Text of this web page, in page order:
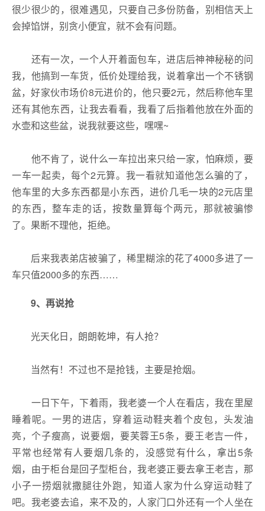
很少很少的，很难遇见，只要自己多份防备，别相信天上
会掉馅饼，别贪小便宜，就不会有问题。
还有一次，一个人开着面包车，进店后神神秘秘的问
我，他搞到一车货，低价处理给我，说着拿出一个不锈钢
盆，好家伙市场价8元进价的，他只要2元，然后称他车里
还有其他东西，让我去看看，我看了后指着他放在外面的
水壶和这些盆，说我就要这些，嘿嘿~
他不肯了，说什么一车拉出来只给一家，怕麻烦，要
一车一起卖，每个2元算。我一看就知道他怎么骗的了，
他车里的大多东西都是小东西，进价几毛一块的2元店里
的东西，整车走的话，按数量算每个两元，那就被骗惨
了。果断不理他，拒绝。
后来我表弟店被骗了，稀里糊涂的花了4000多进了一
车只值2000多的东西……
9、 再说抢
光天化日，朗朗乾坤，有人抢？
当然有！不过也不是抢钱，主要是抢烟。
一日下午，下着雨，我老婆一个人在看店，我在里屋
睡着呢。一男的进店，穿着运动鞋夹着个皮包，头发油
亮，个子瘦高，说要烟，要芙蓉王5条，要王老吉一件，
平常也经常有人要烟几条的，没感觉有什么，拿出5条
烟，由于柜台是回子型柜台，我老婆正要去拿王老吉，那
小子一捞烟就撒腿往外跑，知道人家为什么穿运动鞋了
吧。我老婆去追，来不及的，人家门口外还有一个人坐在